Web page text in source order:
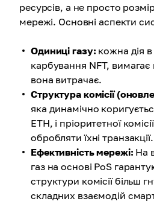
ресурсів, а не просто
мережі. Основні аспекти
Одиниці газу: кожна дія
карбування NFT, вимагає
вона витрачає.
Структура комісії
яка динамічно
ETH, і пріоритетної
обробляти їхні транзакції.
Ефективність мережі: На
газ на основі PoS
структури комісії більш
складних взаємодій